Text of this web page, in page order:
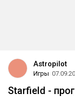
Astropilot
Игры
Starfield -